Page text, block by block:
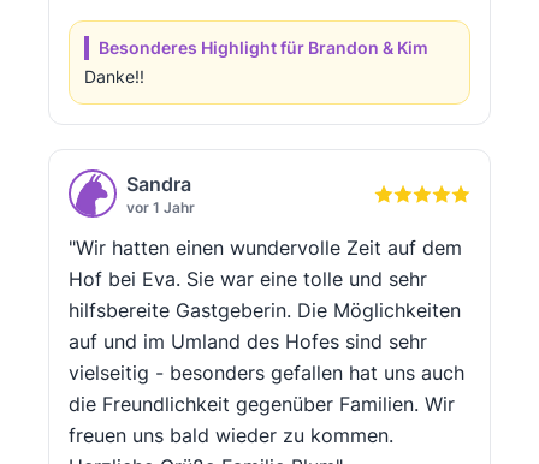
Besonderes Highlight für Brandon & Kim
Danke!!
Sandra
vor 1 Jahr
"Wir hatten einen wundervolle Zeit auf dem
Hof bei Eva. Sie war eine tolle und sehr
hilfsbereite Gastgeberin. Die Möglichkeiten
auf und im Umland des Hofes sind sehr
vielseitig - besonders gefallen hat uns auch
die Freundlichkeit gegenüber Familien. Wir
freuen uns bald wieder zu kommen.